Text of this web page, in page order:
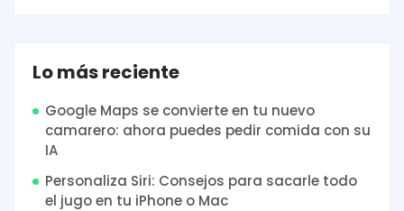
Lo más reciente
Google Maps se convierte en tu nuevo
camarero: ahora puedes pedir comida con su
IA
Personaliza Siri: Consejos para sacarle todo
el jugo en tu iPhone o Mac